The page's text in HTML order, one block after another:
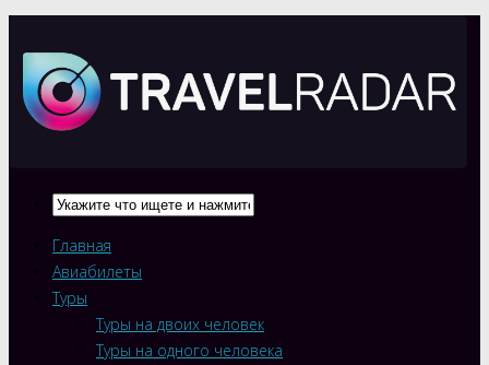
Главная
Авиабилеты
Туры
Туры на двоих человек
Туры на одного человека